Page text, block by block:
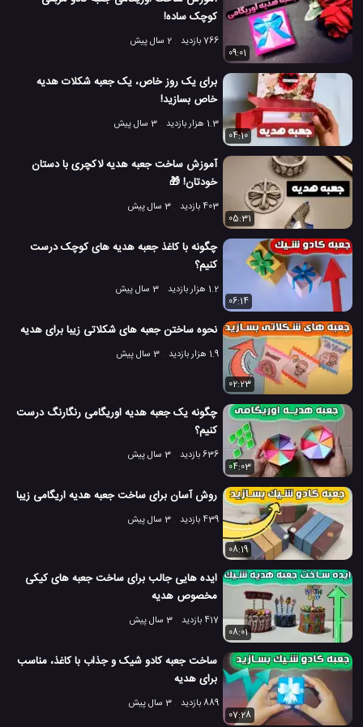
کوچک ساده!
766 بازدید
2 سال پیش
09:01
برای یک روز خاص، یک جعبه شکلات هدیه
خاص بسازید!
1.3 هزار بازدید
3 سال پیش
04:10
آموزش ساخت جعبه هدیه لاکچری با دستان
خودتان! 🎁
403 بازدید
3 سال پیش
05:31
چگونه با کاغذ جعبه هدیه های کوچک درست
کنیم؟
1.2 هزار بازدید
3 سال پیش
06:14
نحوه ساختن جعبه های شکلاتی زیبا برای هدیه
1.9 هزار بازدید 3 سال پیش
02:23
چگونه یک جعبه هدیه اوریگامی رنگارنگ درست
کنیم؟
636 بازدید
3 سال پیش
04:03
روش آسان برای ساخت جعبه هدیه اریگامی زیبا
439 بازدید 3 سال پیش
08:19
ایده هایی جالب برای ساخت جعبه های کیکی
مخصوص هدیه
417 بازدید
3 سال پیش
08:01
ساخت جعبه کادو شیک و جذاب با کاغذ، مناسب
برای هدیه
889 بازدید
3 سال پیش
07:28